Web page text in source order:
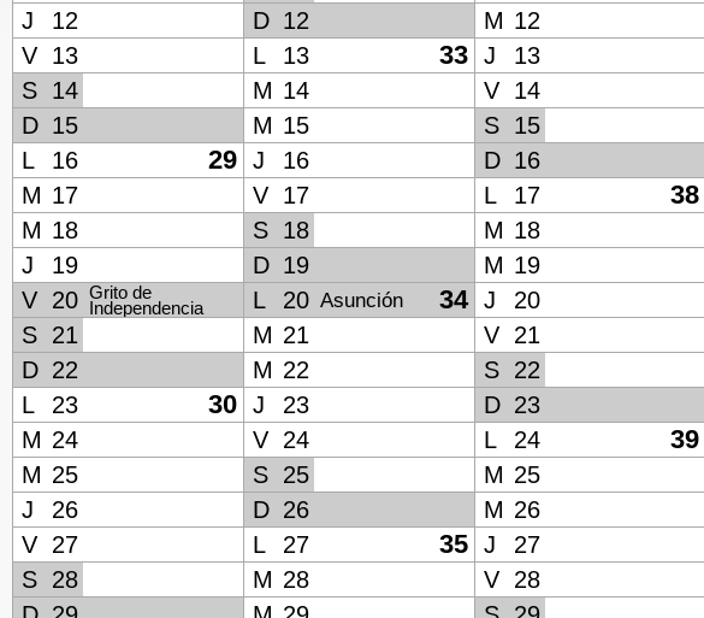
J
12 D 12 M 12
V
13 L 13 33 J 13
S
14 M 14 V 14
D 15 M 15 S 15
L
16 29 J 16 D 16
M 17 V 17 L 17 38
M 18 S 18 M 18
J
19 D 19 M 19
V
20 Grito de
Independencia L 20 34
Asunción J 20
S
21 M 21 V 21
D 22 M 22 S 22
L
23 30 J 23 D 23
M 24 V 24 L 24 39
M 25 S 25 M 25
J 26 D 26 M 26
V
27 L 27 35 J 27
S
28 M 28 V 28